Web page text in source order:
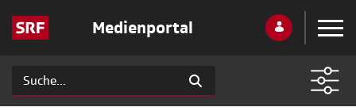
Medienportal